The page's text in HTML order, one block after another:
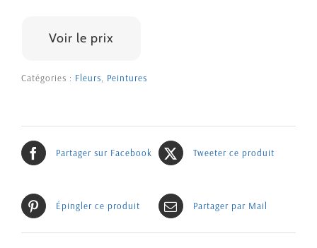
Voir le prix
2000 €
Catégories : Fleurs Peintures
Partager sur Facebook Tweeter ce produit
Épingler ce produit Partager par Mail